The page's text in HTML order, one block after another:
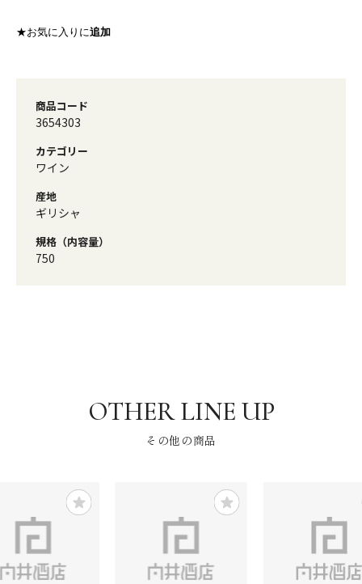
★お気に入りに追加
商品コード
3654303
カテゴリー
ワイン
産地
ギリシャ
規格（内容量）
750
その他の商品